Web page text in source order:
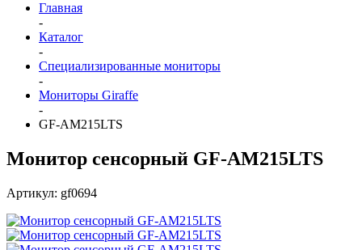
Главная
-
Каталог
-
Специализированные мониторы
-
Мониторы Giraffe
-
GF-AM215LTS
Монитор сенсорный GF-AM215LTS
Артикул: gf0694